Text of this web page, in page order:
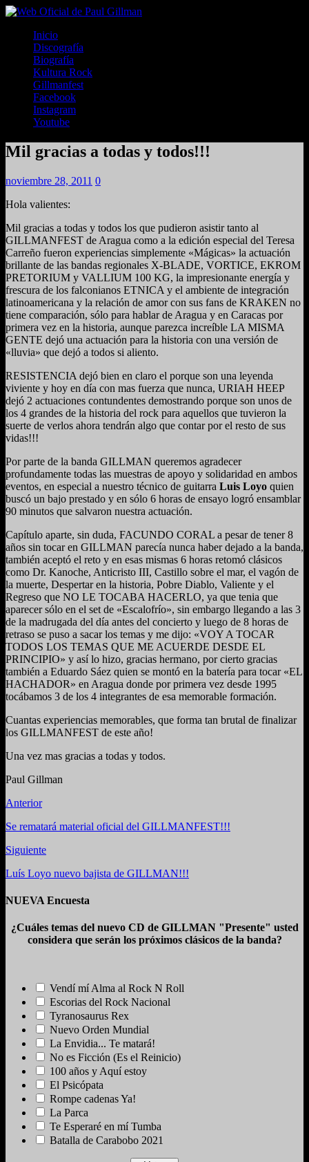
Inicio
Discografía
Biografía
Kultura Rock
Gillmanfest
Facebook
Instagram
Youtube
Mil gracias a todas y todos!!!
noviembre 28, 2011 0
Hola valientes:
Mil gracias a todas y todos los que pudieron asistir tanto al
GILLMANFEST de Aragua como a la edición especial del Teresa
Carreño fueron experiencias simplemente «Mágicas» la actuación
brillante de las bandas regionales X-BLADE, VORTICE, EKROM
PRETORIUM y VALLIUM 100 KG, la impresionante energía y
frescura de los falconianos ETNICA y el ambiente de integración
latinoamericana y la relación de amor con sus fans de KRAKEN no
tiene comparación, sólo para hablar de Aragua y en Caracas por
primera vez en la historia, aunque parezca increíble LA MISMA
GENTE dejó una actuación para la historia con una versión de
«lluvia» que dejó a todos si aliento.
RESISTENCIA dejó bien en claro el porque son una leyenda
viviente y hoy en día con mas fuerza que nunca, URIAH HEEP
dejó 2 actuaciones contundentes demostrando porque son unos de
los 4 grandes de la historia del rock para aquellos que tuvieron la
suerte de verlos ahora tendrán algo que contar por el resto de sus
vidas!!!
Por parte de la banda GILLMAN queremos agradecer
profundamente todas las muestras de apoyo y solidaridad en ambos
eventos, en especial a nuestro técnico de guitarra Luis Loyo quien
buscó un bajo prestado y en sólo 6 horas de ensayo logró ensamblar
90 minutos que salvaron nuestra actuación.
Capítulo aparte, sin duda, FACUNDO CORAL a pesar de tener 8
años sin tocar en GILLMAN parecía nunca haber dejado a la banda,
también aceptó el reto y en esas mismas 6 horas retomó clásicos
como Dr. Kanoche, Anticristo III, Castillo sobre el mar, el vagón de
la muerte, Despertar en la historia, Pobre Diablo, Valiente y el
Regreso que NO LE TOCABA HACERLO, ya que tenia que
aparecer sólo en el set de «Escalofrío», sin embargo llegando a las 3
de la madrugada del día antes del concierto y luego de 8 horas de
retraso se puso a sacar los temas y me dijo: «VOY A TOCAR
TODOS LOS TEMAS QUE ME ACUERDE DESDE EL
PRINCIPIO» y así lo hizo, gracias hermano, por cierto gracias
también a Eduardo Sáez quien se montó en la batería para tocar «EL
HACHADOR» en Aragua donde por primera vez desde 1995
tocábamos 3 de los 4 integrantes de esa memorable formación.
Cuantas experiencias memorables, que forma tan brutal de finalizar
los GILLMANFEST de este año!
Una vez mas gracias a todas y todos.
Paul Gillman
Anterior
Se rematará material oficial del GILLMANFEST!!!
Siguiente
Luís Loyo nuevo bajista de GILLMAN!!!
NUEVA Encuesta
¿Cuáles temas del nuevo CD de GILLMAN "Presente" usted
considera que serán los próximos clásicos de la banda?
Vendí mí Alma al Rock N Roll
Escorias del Rock Nacional
Tyranosaurus Rex
Nuevo Orden Mundial
La Envidia... Te matará!
No es Ficción (Es el Reinicio)
100 años y Aquí estoy
El Psicópata
Rompe cadenas Ya!
La Parca
Te Esperaré en mí Tumba
Batalla de Carabobo 2021